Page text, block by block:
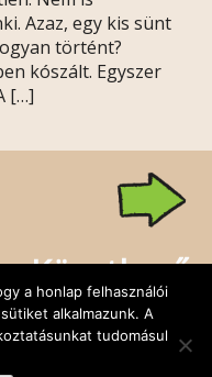
Azaz, egy kis sünt
történt?
kószált. Egyszer
[…]
Következő
a honlap felhasználói
alkalmazunk. A
tudomásul